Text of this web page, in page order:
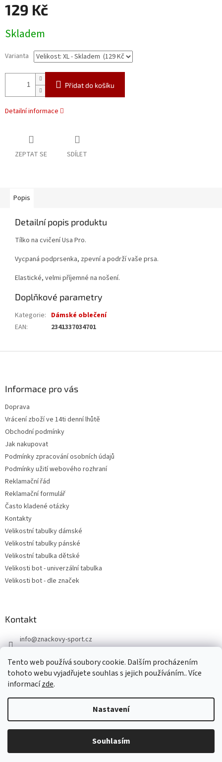
Tento web používá soubory cookie. Dalším procházením
tohoto webu vyjadřujete souhlas s jejich používáním.. Více
informacízde.
Nastavení
Souhlasím
DOVOLENÁ - objednávky přijaté nyní odešleme v pondělí 10.8.
129 Kč
cena:
Skladem
Varianta
Přidat do košíku
Detailní informace
ZEPTAT SE SDÍLET
Popis
Detailní popis produktu
Tílko na cvičení Usa Pro.
Vycpaná podprsenka, zpevní a podrží vaše prsa.
Elastické, velmi příjemné na nošení.
Doplňkové parametry
Kategorie: Dámské oblečení
EAN: 2341337034701
Informace pro vás
Doprava
Vrácení zboží ve 14ti denní lhůtě
Obchodní podmínky
Jak nakupovat
Podmínky zpracování osobních údajů
Podmínky užití webového rozhraní
Reklamační řád
Reklamační formulář
Často kladené otázky
Kontakty
Velikostní tabulky dámské
Velikostní tabulky pánské
Velikostní tabulka dětské
Velikosti bot - univerzální tabulka
Velikosti bot - dle značek
Kontakt
info@znackovy-sport.cz
Vytvořil Shoptet
Značkový sport. Všechna práva vyhrazena.